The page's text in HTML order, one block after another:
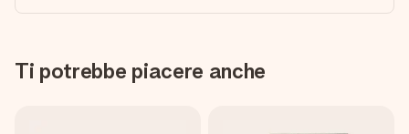
Ti potrebbe piacere anche